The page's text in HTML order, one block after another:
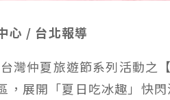
心 / 台北報導
灣仲夏旅遊節系列活動之
，展開「夏日吃冰趣」快